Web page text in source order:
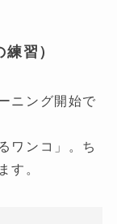
習）
ニング開始で
ワンコ」。ち
す。